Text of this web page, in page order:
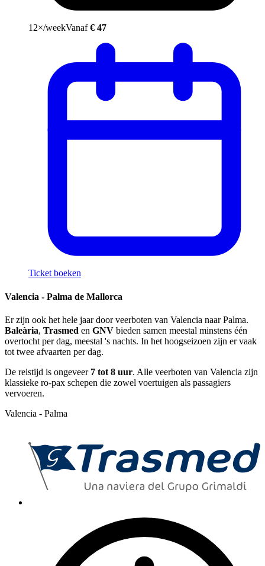
12×/weekVanaf€ 47
Ticket boeken
Valencia - Palma de Mallorca
Er zijn ook het hele jaar door veerboten van Valencia naar Palma.
Baleària, Trasmed en GNV bieden samen meestal minstens één
overtocht per dag, meestal 's nachts. In het hoogseizoen zijn er vaak
tot twee afvaarten per dag.
De reistijd is ongeveer 7 tot 8 uur. Alle veerboten van Valencia zijn
klassieke ro-pax schepen die zowel voertuigen als passagiers
vervoeren.
Valencia - Palma